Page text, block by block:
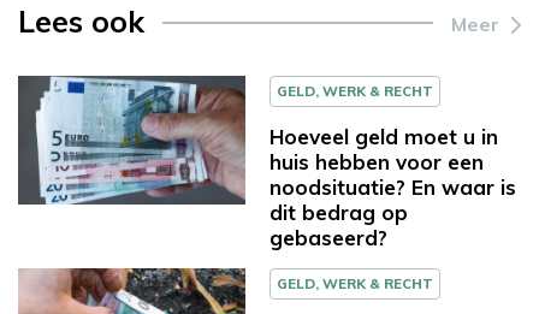
Lees ook Meer
GELD, WERK & RECHT
Hoeveel geld moet u in
huis hebben voor een
noodsituatie? En waar is
dit bedrag op
gebaseerd?
GELD, WERK & RECHT